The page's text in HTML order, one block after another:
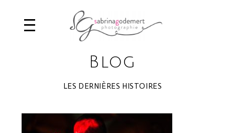
Blog
LES DERNIÈRES HISTOIRES